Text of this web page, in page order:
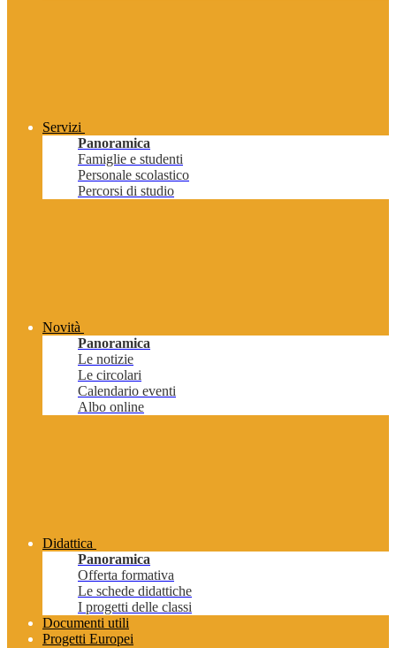
Servizi
Panoramica
Famiglie e studenti
Personale scolastico
Percorsi di studio
Novità
Panoramica
Le notizie
Le circolari
Calendario eventi
Albo online
Didattica
Panoramica
Offerta formativa
Le schede didattiche
I progetti delle classi
Documenti utili
Progetti Europei